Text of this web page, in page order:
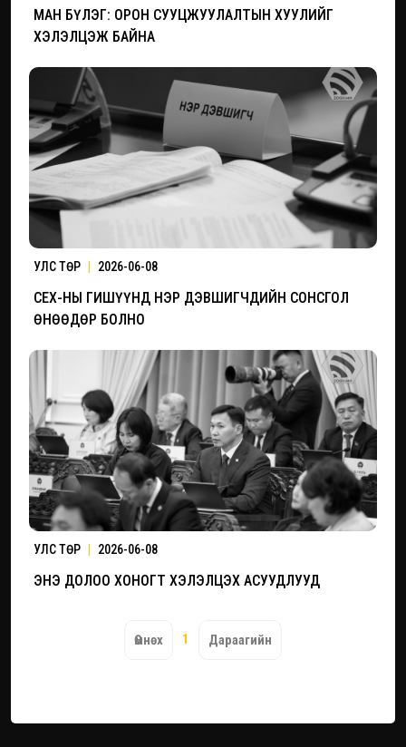
МАН БҮЛЭГ: ОРОН СУУЦЖУУЛАЛТЫН ХУУЛИЙГ
ХЭЛЭЛЦЭЖ БАЙНА
УЛС ТӨР 2026-06-08
СЕХ-НЫ ГИШҮҮНД НЭР ДЭВШИГЧДИЙН СОНСГОЛ
ӨНӨӨДӨР БОЛНО
УЛС ТӨР 2026-06-08
ЭНЭ ДОЛОО ХОНОГТ ХЭЛЭЛЦЭХ АСУУДЛУУД
Өмнөх 1 Дараагийн